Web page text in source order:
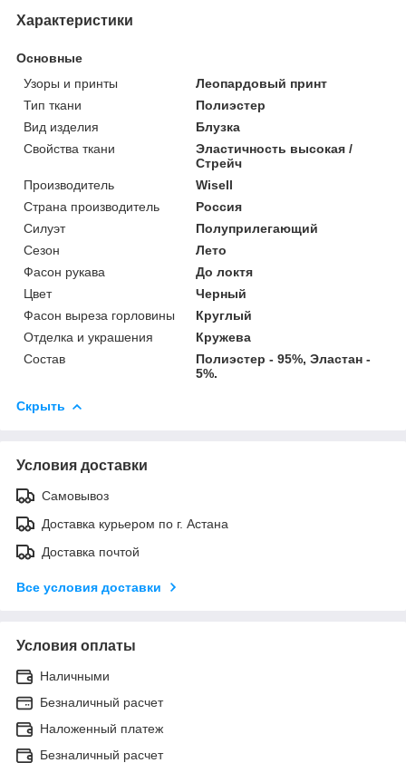
Характеристики
Основные
Узоры и принты
Леопардовый принт
Тип ткани
Полиэстер
Вид изделия
Блузка
Свойства ткани
Эластичность высокая /
Стрейч
Производитель
Wisell
Страна производитель
Россия
Силуэт
Полуприлегающий
Сезон
Лето
Фасон рукава
До локтя
Цвет
Черный
Фасон выреза горловины
Круглый
Отделка и украшения
Кружева
Состав
Полиэстер - 95%, Эластан -
5%.
Скрыть
Условия доставки
Самовывоз
Доставка курьером по г. Астана
Доставка почтой
Все условия доставки
Условия оплаты
Наличными
Безналичный расчет
Наложенный платеж
Безналичный расчет